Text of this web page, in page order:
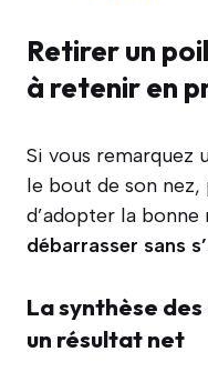
Retirer un
à retenir en
Si vous remarquez
le bout de son nez,
d’adopter la
débarrasser sans
La synthèse
un résultat net